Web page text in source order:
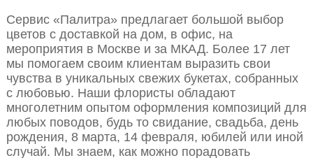
Сервис «Палитра» предлагает большой выбор
цветов с доставкой на дом, в офис, на
мероприятия в Москве и за МКАД. Более 17 лет
мы помогаем своим клиентам выразить свои
чувства в уникальных свежих букетах, собранных
с любовью. Наши флористы обладают
многолетним опытом оформления композиций для
любых поводов, будь то свидание, свадьба, день
рождения, 8 марта, 14 февраля, юбилей или иной
случай. Мы знаем, как можно порадовать